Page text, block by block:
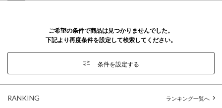
ご希望の条件で商品は見つかりませんでした。
下記より再度条件を設定して検索してください。
条件を設定する
RANKING ランキング一覧へ